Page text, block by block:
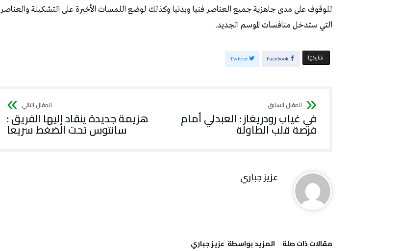
للوقوف على مدى جاهزية جميع العناصر فنيا وبدنيا وكذلك لوضع اللمسات الأخيرة على التشكيلة والعناصر
التي ستدخل منافسات الموسم الجديد.
‫‫ شاركها‬ Facebook
Twitter
في غياب رودريغاز : العبدلي أمام
فرصة قلب الطاولة
هزيمة جديدة ينقاد إليها الفريق :
سانتوس تحت الضغط سريعا
عزيز جباري
‫مقالات ذات صلة‬ ‫‫المزيد بواسطة‬ ‬ عزيز جباري